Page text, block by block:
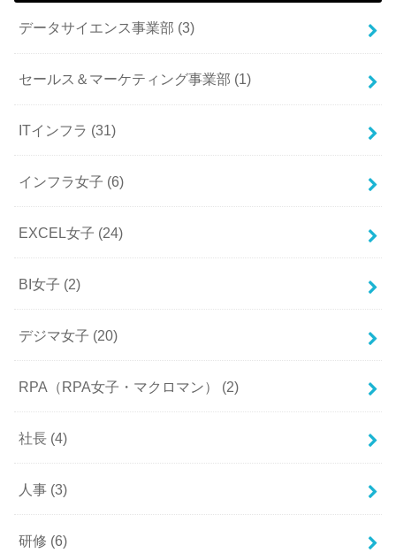
データサイエンス事業部 (3)
セールス＆マーケティング事業部 (1)
ITインフラ (31)
インフラ女子 (6)
EXCEL女子 (24)
BI女子 (2)
デジマ女子 (20)
RPA（RPA女子・マクロマン） (2)
社長 (4)
人事 (3)
研修 (6)